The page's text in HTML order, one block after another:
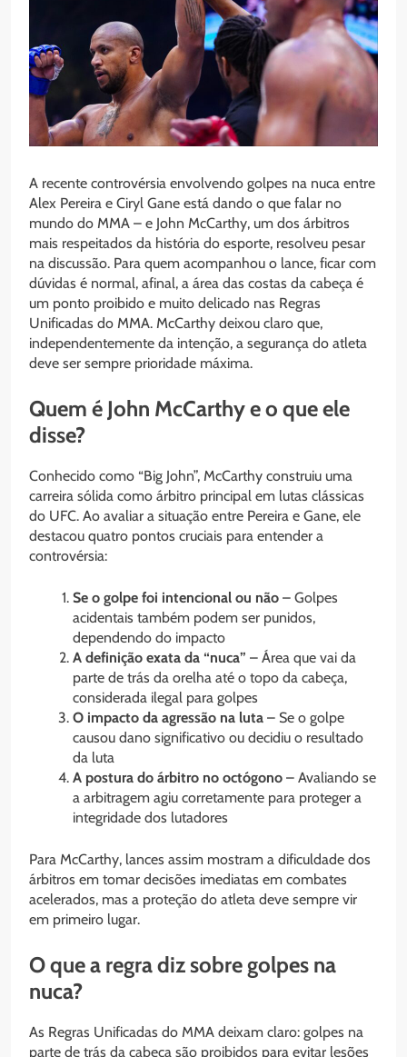
A recente controvérsia envolvendo golpes na nuca entre
Alex Pereira e Ciryl Gane está dando o que falar no
mundo do MMA – e John McCarthy, um dos árbitros
mais respeitados da história do esporte, resolveu pesar
na discussão. Para quem acompanhou o lance, ficar com
dúvidas é normal, afinal, a área das costas da cabeça é
um ponto proibido e muito delicado nas Regras
Unificadas do MMA. McCarthy deixou claro que,
independentemente da intenção, a segurança do atleta
deve ser sempre prioridade máxima.
Quem é John McCarthy e o que ele
disse?
Conhecido como “Big John”, McCarthy construiu uma
carreira sólida como árbitro principal em lutas clássicas
do UFC. Ao avaliar a situação entre Pereira e Gane, ele
destacou quatro pontos cruciais para entender a
controvérsia:
Se o golpe foi intencional ou não – Golpes
acidentais também podem ser punidos,
dependendo do impacto
A definição exata da “nuca” – Área que vai da
parte de trás da orelha até o topo da cabeça,
considerada ilegal para golpes
O impacto da agressão na luta – Se o golpe
causou dano significativo ou decidiu o resultado
da luta
A postura do árbitro no octógono – Avaliando se
a arbitragem agiu corretamente para proteger a
integridade dos lutadores
Para McCarthy, lances assim mostram a dificuldade dos
árbitros em tomar decisões imediatas em combates
acelerados, mas a proteção do atleta deve sempre vir
em primeiro lugar.
O que a regra diz sobre golpes na
nuca?
As Regras Unificadas do MMA deixam claro: golpes na
parte de trás da cabeça são proibidos para evitar lesões